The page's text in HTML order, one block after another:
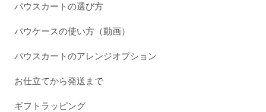
パウスカートの選び方
パウケースの使い方（動画）
パウスカートのアレンジオプション
お仕立てから発送まで
ギフトラッピング